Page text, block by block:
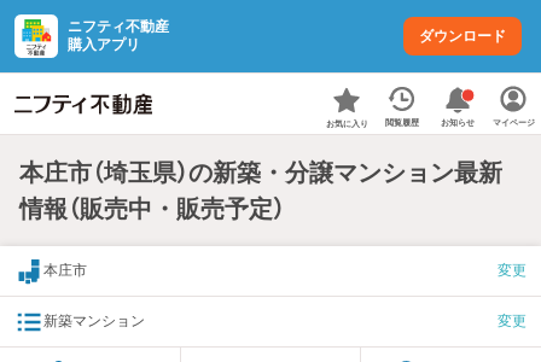
ニフティ不動産
購入アプリ
ダウンロード
お気に入り 閲覧履歴 お知らせ マイページ
本庄市（埼玉県）の新築・分譲マンション最新
情報（販売中・販売予定）
本庄市 変更
新築マンション 変更